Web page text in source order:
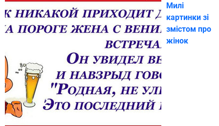
Милі
картинки зі
змістом про
жінок